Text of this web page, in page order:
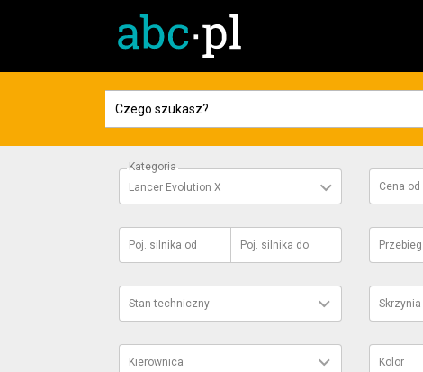
Kategoria
Lancer Evolution X
Cena od
Poj. silnika od Poj. silnika do Przebieg
Stan techniczny
Kierownica Kolor